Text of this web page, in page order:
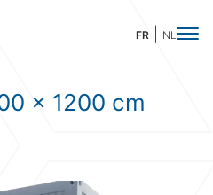
FR NL
x 1200 cm